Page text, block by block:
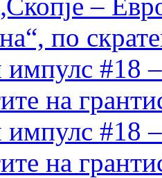
по
импулс #18
на
импулс #18
на